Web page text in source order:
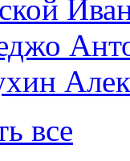
все